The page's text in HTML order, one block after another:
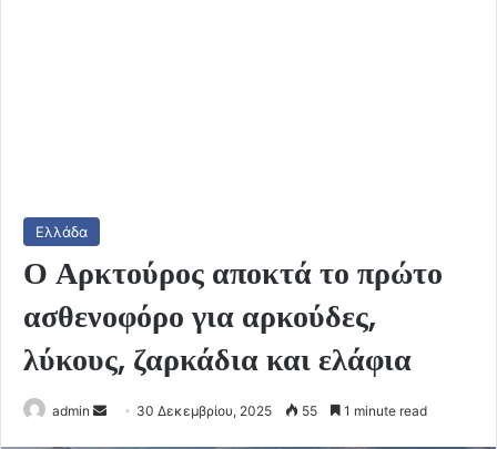
Ελλάδα
Ο Αρκτούρος αποκτά το πρώτο
ασθενοφόρο για αρκούδες,
λύκους, ζαρκάδια και ελάφια
admin
Send 30 Δεκεμβρίου, 2025 55 1 minute read